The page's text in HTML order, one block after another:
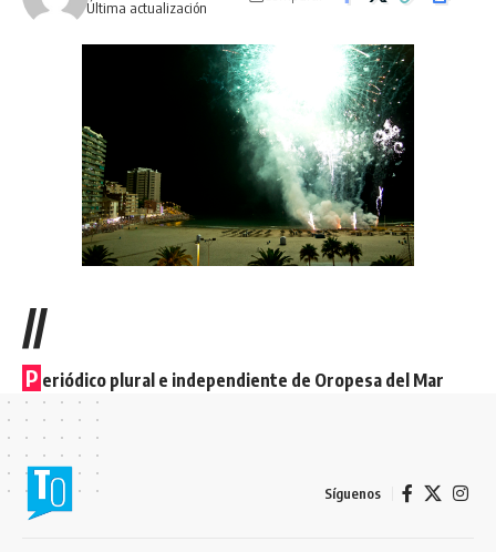
Última actualización
//
P eriódico plural e independiente de Oropesa del Mar
Síguenos